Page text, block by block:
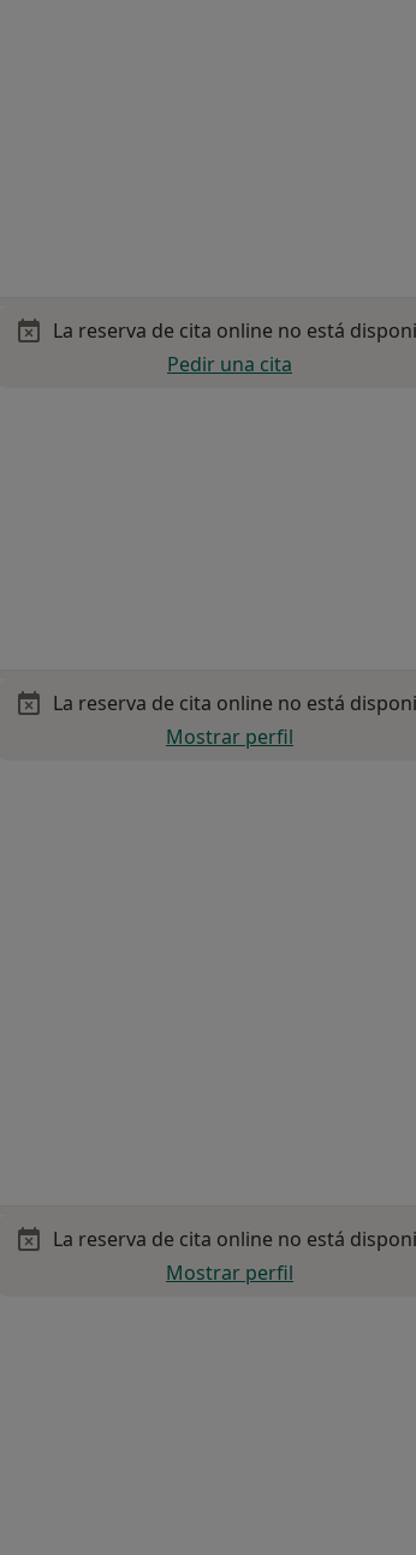
La reserva de cita online no está
Pedir una cita
La reserva de cita online no está
Mostrar perfil
La reserva de cita online no está
Mostrar perfil